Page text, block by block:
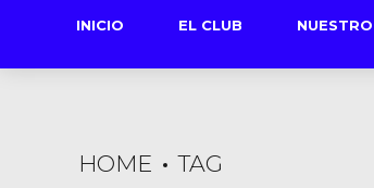
INICIO EL CLUB
HOME TAG